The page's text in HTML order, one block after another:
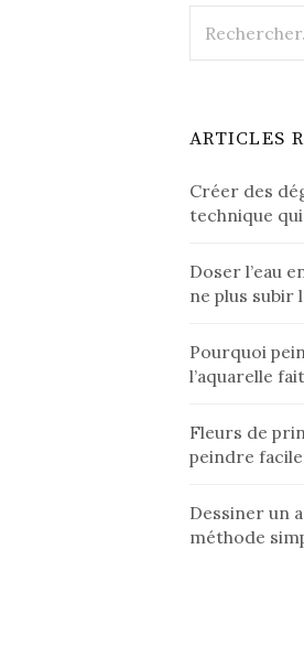
ARTICLES
Créer des
technique
Doser l’eau
ne plus
Pourquoi
l’aquarelle
Fleurs de
peindre
Dessiner un
méthode